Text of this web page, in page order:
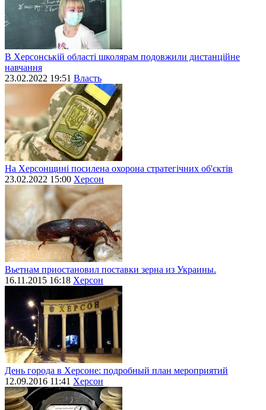
В Херсонській області школярам подовжили дистанційне
навчання
23.02.2022 19:51 Власть
На Херсонщині посилена охорона стратегічних об'єктів
23.02.2022 15:00 Херсон
Вьетнам приостановил поставки зерна из Украины.
16.11.2015 16:18 Херсон
День города в Херсоне: подробный план мероприятий
12.09.2016 11:41 Херсон